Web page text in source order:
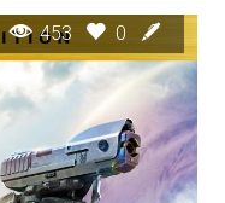
453 0